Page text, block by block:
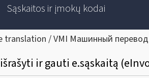
Sąskaitos ir įmokų kodai
translation / VMI Машинный
ir gauti e.sąskaitą